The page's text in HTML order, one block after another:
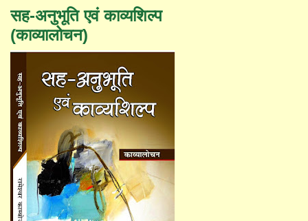
सह-अनुभूति एवं काव्यशिल्प
(काव्यालोचन)